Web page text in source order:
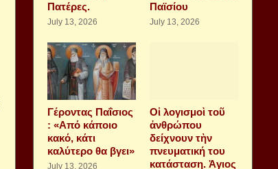
Πατέρες.
July 13, 2026
Παϊσίου
July 13, 2026
Γέροντας Παΐσιος
: «Από κάποιο
κακό, κάτι
καλύτερο θα βγει»
July 13, 2026
Οἱ λογισμοὶ τοῦ
ἀνθρώπου
δείχνουν τὴν
πνευματική του
κατάσταση. Ἁγιος